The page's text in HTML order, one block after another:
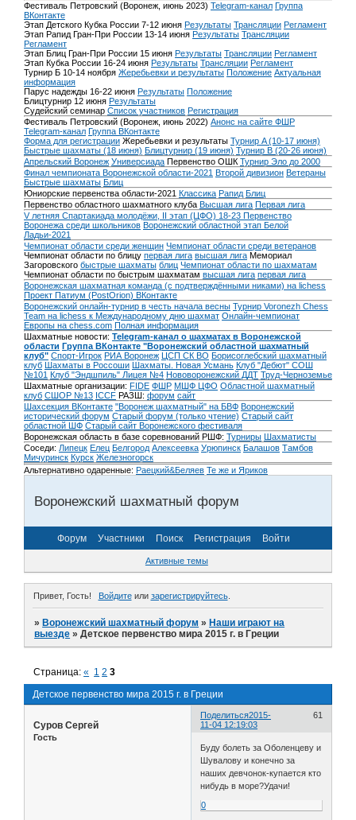
Фестиваль Петровский (Воронеж, июнь 2023) Telegram-канал Группа
ВКонтакте
Этап Детского Кубка России 7-12 июня Результаты Трансляции Регламент
Этап Рапид Гран-При России 13-14 июня Результаты Трансляции
Регламент
Этап Блиц Гран-При России 15 июня Результаты Трансляции Регламент
Этап Кубка России 16-24 июня Результаты Трансляции Регламент
Турнир Б 10-14 ноября Жеребьевки и результаты Положение Актуальная
информация
Парус надежды 16-22 июня Результаты Положение
Блицтурнир 12 июня Результаты
Судейский семинар Список участников Регистрация
Фестиваль Петровский (Воронеж, июнь 2022) Анонс на сайте ФШР
Telegram-канал Группа ВКонтакте
Форма для регистрации Жеребьевки и результаты Турнир A (10-17 июня)
Быстрые шахматы (18 июня) Блицтурнир (19 июня) Турнир B (20-26 июня)
Апрельский Воронеж Универсиада Первенство ОШК Турнир Эло до 2000
Финал чемпионата Воронежской области-2021 Второй дивизион Ветераны
Быстрые шахматы Блиц
Юниорские первенства области-2021 Классика Рапид Блиц
Первенство областного шахматного клуба Высшая лига Первая лига
V летняя Спартакиада молодёжи, II этап (ЦФО) 18-23 Первенство
Воронежа среди школьников Воронежский областной этап Белой
Ладьи-2021
Чемпионат области среди женщин Чемпионат области среди ветеранов
Чемпионат области по блицу первая лига высшая лига Мемориал
Загоровского быстрые шахматы блиц Чемпионат области по шахматам
Чемпионат области по быстрым шахматам высшая лига первая лига
Воронежская шахматная команда (с подтверждёнными никами) на lichess
Проект Патиум (PostOrion) ВКонтакте
Воронежский онлайн-турнир в честь начала весны Турнир Voronezh Chess
Team на lichess к Международному дню шахмат Онлайн-чемпионат
Европы на chess.com Полная информация
Шахматные новости: Telegram-канал о шахматах в Воронежской
области Группа ВКонтакте "Воронежский областной шахматный
клуб" Спорт-Игрок РИА Воронеж ЦСП СК ВО Борисоглебский шахматный
клуб Шахматы в Россоши Шахматы. Новая Усмань Клуб "Дебют" СОШ
№101 Клуб "Эндшпиль" Лицея №4 Нововоронежский ДДТ Труд-Черноземье
Шахматные организации: FIDE ФШР МШФ ЦФО Областной шахматный
клуб СШОР №13 ICCF РАЗШ: форум сайт
Шахсекция ВКонтакте "Воронеж шахматный" на БВФ Воронежский
исторический форум Cтарый форум (только чтение) Старый сайт
областной ШФ Старый сайт Воронежского фестиваля
Воронежская область в базе соревнований РШФ: Турниры Шахматисты
Соседи: Липецк Елец Белгород Алексеевка Урюпинск Балашов Тамбов
Мичуринск Курск Железногорск
Альтернативно одаренные: Раецкий&Беляев Те же и Яриков
Воронежский шахматный форум
Форум Участники Поиск Регистрация Войти
Активные темы
Привет, Гость! Войдитеили зарегистрируйтесь.
»Воронежский шахматный форум »Наши играют на
выезде »Детское первенство мира 2015 г. в Греции
Детское первенство мира 2015 г. в Греции
Страница:« 1 2 3
Поделиться 61
2015-
11-04 12:19:03
Суров Сергей
Гость
Буду болеть за Оболенцеву и
Шувалову и конечно за
наших девчонок-купается кто
нибудь в море?Удачи!
0